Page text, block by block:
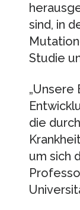
sind, in
Studie
„Unsere
die
um sich